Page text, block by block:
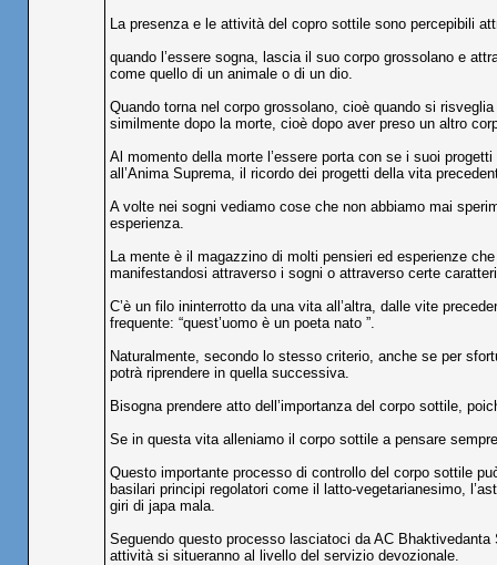
La presenza e le attività del copro sottile sono percepibili
quando l’essere sogna, lascia il suo corpo grossolano e
come quello di un animale o di un dio.
Quando torna nel corpo grossolano, cioè quando si
similmente dopo la morte, cioè dopo aver preso un altro
Al momento della morte l’essere porta con se i suoi
all’Anima Suprema, il ricordo dei progetti della vita
A volte nei sogni vediamo cose che non abbiamo mai
esperienza.
La mente è il magazzino di molti pensieri ed esperienze
manifestandosi attraverso i sogni o attraverso certe
C’è un filo ininterrotto da una vita all’altra, dalle vite
frequente: “quest’uomo è un poeta nato ”.
Naturalmente, secondo lo stesso criterio, anche se per
potrà riprendere in quella successiva.
Bisogna prendere atto dell’importanza del corpo sottile,
Se in questa vita alleniamo il corpo sottile a pensare
Questo importante processo di controllo del corpo sottile
basilari principi regolatori come il latto-vegetarianesimo,
giri di japa mala.
Seguendo questo processo lasciatoci da AC
attività si situeranno al livello del servizio devozionale.